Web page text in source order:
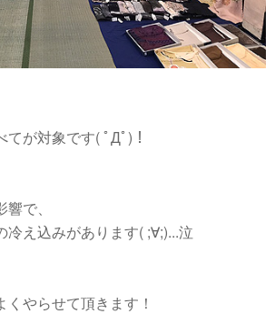
が対象です( ﾟДﾟ)！
で、
冷え込みがあります( ;∀;)...泣
やらせて頂きます！